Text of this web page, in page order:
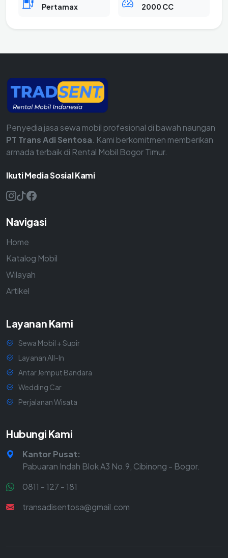
Pertamax 2000 CC
Penyedia jasa sewa mobil profesional di bawah naungan
PT Trans Adi Sentosa . Kami berkomitmen memberikan
armada terbaik di Rental Mobil Bogor Timur.
Ikuti Media Sosial Kami
Navigasi
Home
Katalog Mobil
Wilayah
Artikel
Layanan Kami
Sewa Mobil + Supir
Layanan All-In
Antar Jemput Bandara
Wedding Car
Perjalanan Wisata
Hubungi Kami
Kantor Pusat:
Pabuaran Indah Blok A3 No.9, Cibinong - Bogor.
0811 - 127 - 181
transadisentosa@gmail.com